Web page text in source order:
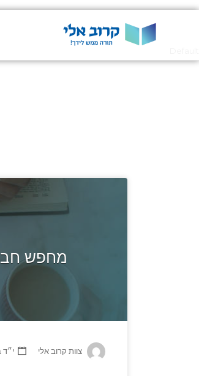
מחפש
צוות קרוב אלי